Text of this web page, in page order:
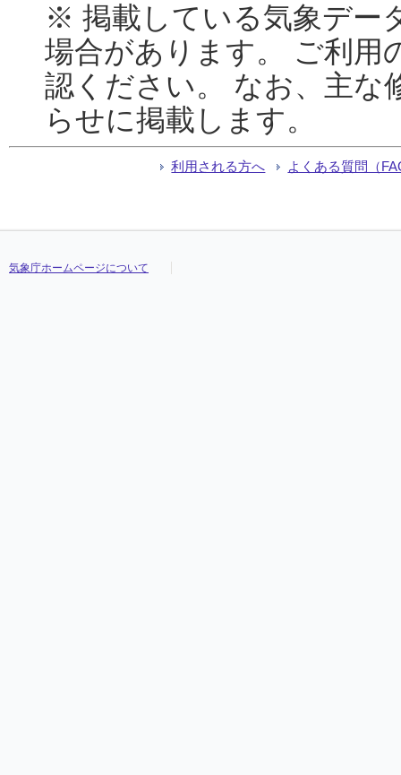
※ 掲載している気象デー
場合があります。 ご利用
認ください。 なお、主な
らせに掲載します。
利用される方へ よくある質問（
気象庁ホームページについて